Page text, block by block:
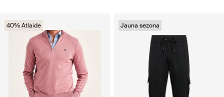
40% Atlaide Jauna sezona